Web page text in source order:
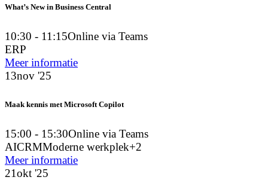
What’s New in Business Central
10:30 - 11:15Online via Teams
ERP
Meer informatie
13nov '25
Maak kennis met Microsoft Copilot
15:00 - 15:30Online via Teams
AICRMModerne werkplek+2
Meer informatie
21okt '25